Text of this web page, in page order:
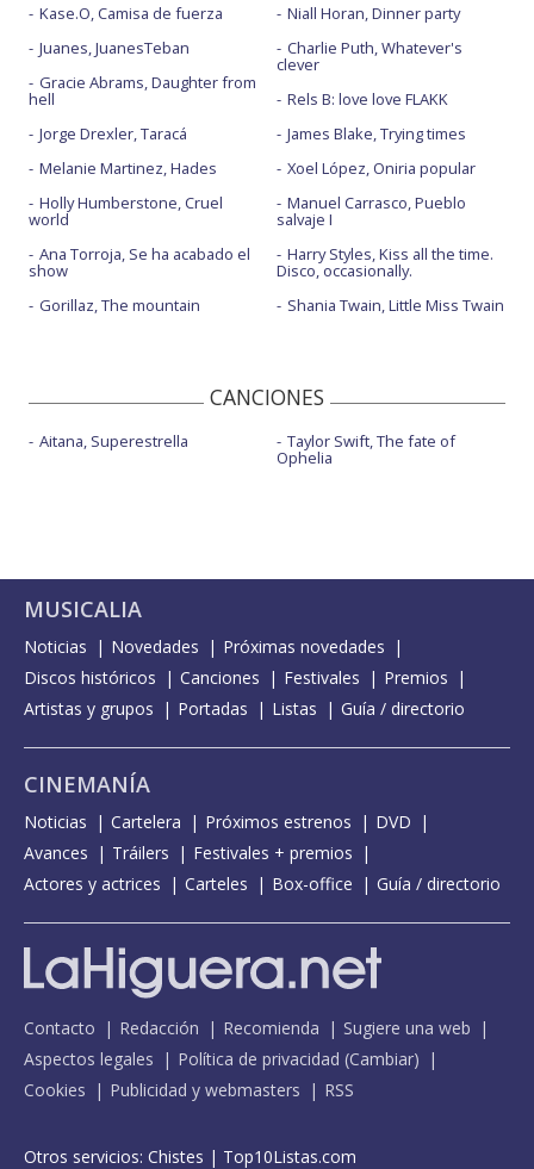
Kase.O, Camisa de fuerza
Juanes, JuanesTeban
Gracie Abrams, Daughter from
hell
Jorge Drexler, Taracá
Melanie Martinez, Hades
Holly Humberstone, Cruel
world
Ana Torroja, Se ha acabado el
show
Gorillaz, The mountain
Niall Horan, Dinner party
Charlie Puth, Whatever's
clever
Rels B: love love FLAKK
James Blake, Trying times
Xoel López, Oniria popular
Manuel Carrasco, Pueblo
salvaje I
Harry Styles, Kiss all the time.
Disco, occasionally.
Shania Twain, Little Miss Twain
CANCIONES
Aitana, Superestrella Taylor Swift, The fate of
Ophelia
MUSICALIA
Noticias Novedades
Próximas novedades
Discos históricos
Canciones Festivales
Premios
Artistas y grupos
Portadas Listas Guía / directorio
CINEMANÍA
Noticias Cartelera Próximos estrenos
DVD
Avances
Tráilers
Festivales + premios
Actores y actrices
Carteles Box-office Guía / directorio
Contacto Redacción Recomienda
Sugiere una web
Aspectos legales
Política de privacidad (Cambiar)
Cookies
Publicidad y webmasters RSS
Otros servicios: Chistes | Top10Listas.com